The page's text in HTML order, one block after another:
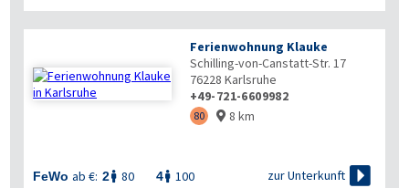
Ferienwohnung Klauke
Schilling-von-Canstatt-Str. 17
76228 Karlsruhe
+49-721-6609982
80  8 km
FeWo ab €: 2 80 4 100 zur Unterkunft 